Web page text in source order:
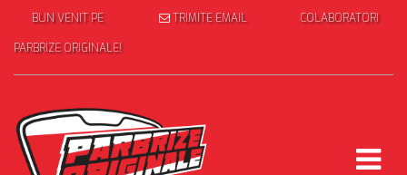
BUN VENIT PE
PARBRIZE ORIGINALE!
TRIMITE EMAIL COLABORATORI